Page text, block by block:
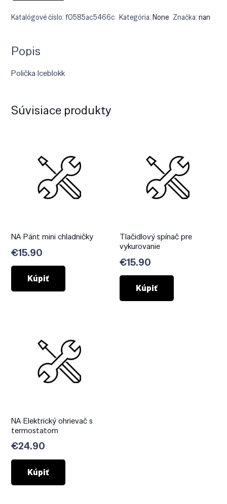
Katalógové číslo:f0585ac5466c Kategória:None Značka: nan
Popis
Polička Iceblokk
Súvisiace produkty
NA Pánt mini chladničky
€15.90
Kúpiť
Tlačidlový spínač pre
vykurovanie
€15.90
Kúpiť
NA Elektrický ohrievač s
termostatom
€24.90
Kúpiť